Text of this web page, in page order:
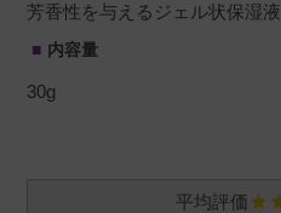
芳香性を与えるジェル状保湿液
内容量
30g